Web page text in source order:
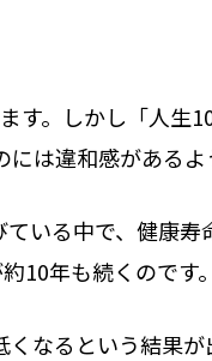
す。しかし「人生
は違和感があるよ
いる中で、健康寿
10年も続くのです。
なるという結果が